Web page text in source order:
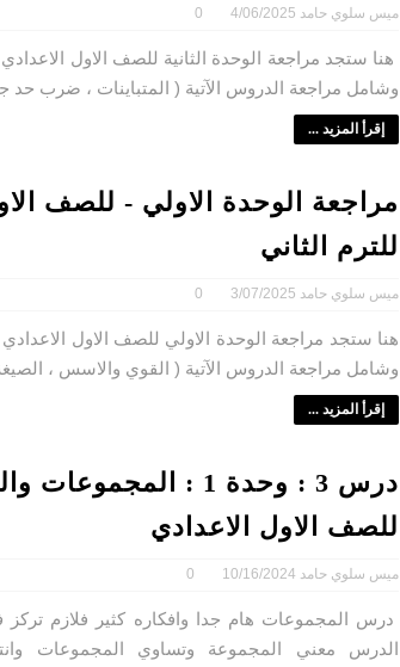
ميس سلوي حامد 4/06/2025
0
هنا ستجد مراجعة الوحدة الثانية للصف الاول
وشامل مراجعة الدروس الآتية ( المتباينات ، ضرب
إقرأ المزيد ...
مراجعة الوحدة الاولي - للصف
للترم الثاني
ميس سلوي حامد 3/07/2025
0
هنا ستجد مراجعة الوحدة الاولي للصف الاول
وشامل مراجعة الدروس الآتية ( القوي والاسس ،
إقرأ المزيد ...
درس 3 : وحدة 1 :
للصف الاول الاعدادي
ميس سلوي حامد 10/16/2024
0
درس المجموعات هام جدا وافكاره كثير فلازم
الدرس معني المجموعة وتساوي المجموعات